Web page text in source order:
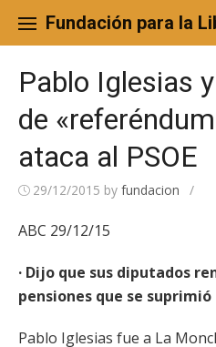
content
Fundación para la
Pablo Iglesias
de
ataca al PSOE
29/12/2015 by fundacion /
ABC 29/12/15
· Dijo que sus diputados
pensiones que se suprimió
Pablo Iglesias fue a La